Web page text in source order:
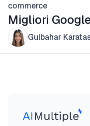
commerce
Migliori
Gulbahar